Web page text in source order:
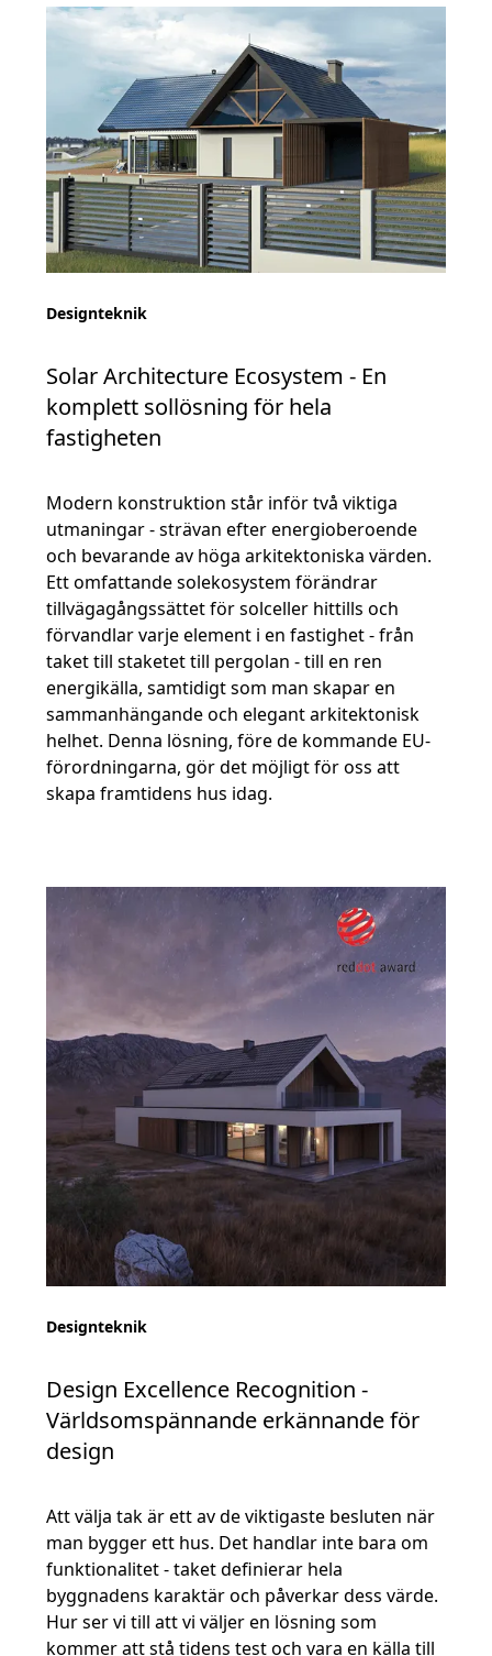
Designteknik
Solar Architecture Ecosystem - En
komplett sollösning för hela
fastigheten
Modern konstruktion står inför två viktiga
utmaningar - strävan efter energioberoende
och bevarande av höga arkitektoniska värden.
Ett omfattande solekosystem förändrar
tillvägagångssättet för solceller hittills och
förvandlar varje element i en fastighet - från
taket till staketet till pergolan - till en ren
energikälla, samtidigt som man skapar en
sammanhängande och elegant arkitektonisk
helhet. Denna lösning, före de kommande EU-
förordningarna, gör det möjligt för oss att
skapa framtidens hus idag.
Designteknik
Design Excellence Recognition -
Världsomspännande erkännande för
design
Att välja tak är ett av de viktigaste besluten när
man bygger ett hus. Det handlar inte bara om
funktionalitet - taket definierar hela
byggnadens karaktär och påverkar dess värde.
Hur ser vi till att vi väljer en lösning som
kommer att stå tidens test och vara en källa till